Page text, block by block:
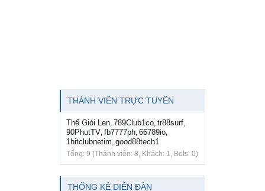
THÀNH VIÊN TRỰC TUYẾN
Thế Giói Len 789Club1co tr88surf
90PhutTV fb7777ph 66789io
1hitclubnetim good88tech1
Tổng: 9 (Thành viên: 8, Khách: 1, Bots: 0)
THỐNG KÊ DIỄN ĐÀN